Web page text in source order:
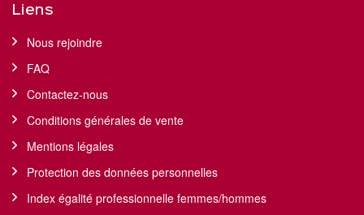
Liens
Nous rejoindre
FAQ
Contactez-nous
Conditions générales de vente
Mentions légales
Protection des données personnelles
Index égalité professionnelle femmes/hommes